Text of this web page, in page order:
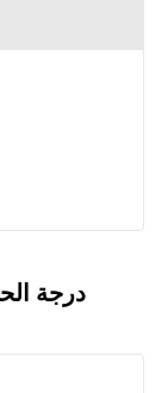
درجة